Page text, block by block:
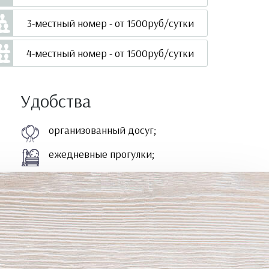
3-местный номер - от 1500руб/сутки
4-местный номер - от 1500руб/сутки
Удобства
организованный досуг;
ежедневные прогулки;